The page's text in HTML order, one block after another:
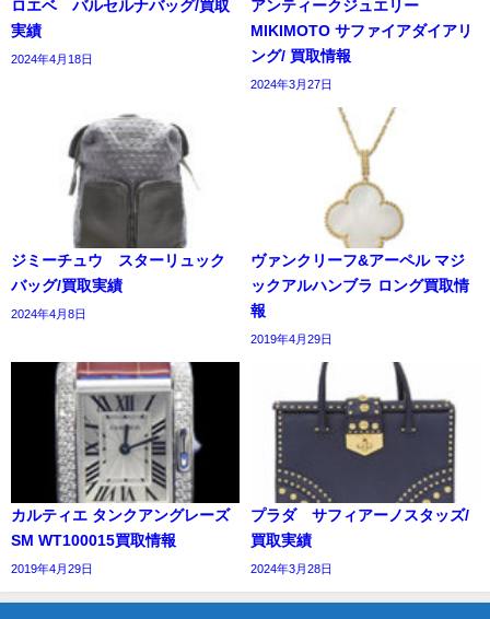
ロエベ バルセルナバッグ/買取
実績
2024年4月18日
アンティークジュエリー
MIKIMOTO サファイアダイアリ
ング/ 買取情報
2024年3月27日
ジミーチュウ スターリュック
バッグ/買取実績
2024年4月8日
ヴァンクリーフ&アーペル マジ
ックアルハンブラ ロング買取情
報
2019年4月29日
カルティエ タンクアングレーズ
SM WT100015買取情報
2019年4月29日
プラダ サフィアーノスタッズ/
買取実績
2024年3月28日